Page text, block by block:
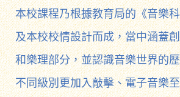
本校課程乃根據教育局的《音樂
及本校校情設計而成，當中涵蓋
和樂理部分，並認識音樂世界的
不同級別更加入敲擊、電子音樂